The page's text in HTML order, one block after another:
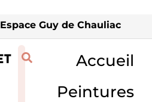
Espace Guy de Chauliac
Accueil
Peintures